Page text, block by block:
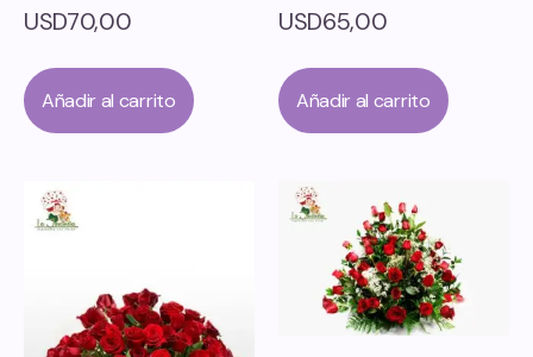
USD70,00
Añadir al carrito
USD65,00
Añadir al carrito